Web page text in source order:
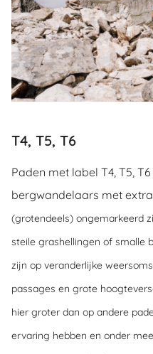
T4, T5, T6
Paden met label T4, T5,
bergwandelaars met
(grotendeels) ongemarkeerd
steile grashellingen of smalle
zijn op veranderlijke
passages en grote
hier groter dan op andere
ervaring hebben en onder